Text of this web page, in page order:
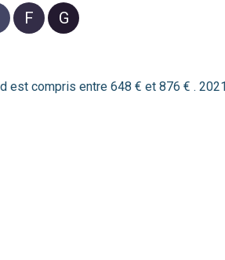
F G
compris entre 648 € et 876 € .